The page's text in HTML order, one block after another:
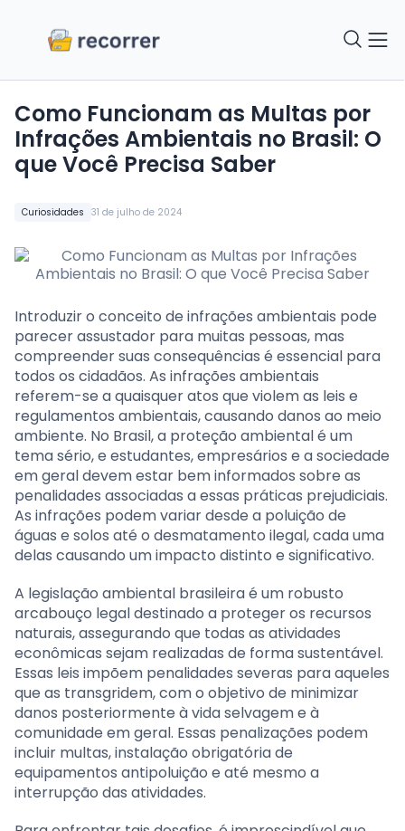
Curiosidades 31 de julho de 2024
Como Funcionam as Multas por
Infrações Ambientais no Brasil: O
que Você Precisa Saber
Introduzir o conceito de infrações ambientais pode
parecer assustador para muitas pessoas, mas
compreender suas consequências é essencial para
todos os cidadãos. As infrações ambientais
referem-se a quaisquer atos que violem as leis e
regulamentos ambientais, causando danos ao meio
ambiente. No Brasil, a proteção ambiental é um
tema sério, e estudantes, empresários e a sociedade
em geral devem estar bem informados sobre as
penalidades associadas a essas práticas prejudiciais.
As infrações podem variar desde a poluição de
águas e solos até o desmatamento ilegal, cada uma
delas causando um impacto distinto e significativo.
A legislação ambiental brasileira é um robusto
arcabouço legal destinado a proteger os recursos
naturais, assegurando que todas as atividades
econômicas sejam realizadas de forma sustentável.
Essas leis impõem penalidades severas para aqueles
que as transgridem, com o objetivo de minimizar
danos posteriormente à vida selvagem e à
comunidade em geral. Essas penalizações podem
incluir multas, instalação obrigatória de
equipamentos antipoluição e até mesmo a
interrupção das atividades.